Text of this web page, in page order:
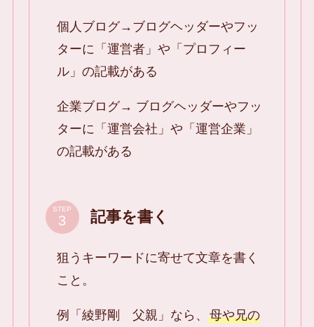
個人ブログ→ブログヘッダーやフッ
ターに「運営者」や「プロフィー
ル」の記載がある
企業ブログ→ ブログヘッダーやフッ
ターに「運営会社」や「運営企業」
の記載がある
STEP 記事を書く
狙うキーワードに寄せて文章を書く
こと。
例「綾野剛 父親」なら、 母や兄の